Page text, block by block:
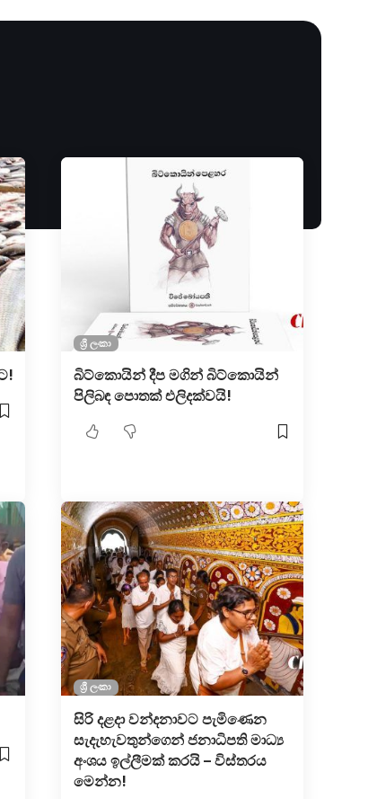
ශ්‍රී ලංකා
බිට්කොයින් දීප මගින් බිට්කොයින්
පිලිබඳ පොතක් එලිදක්වයි!
ශ්‍රී ලංකා
සිරි දළදා වන්දනාවට පැමිණෙන
සැදැහැවතුන්ගෙන් ජනාධිපති මාධ්‍ය
අංශය ඉල්ලීමක් කරයි – විස්තරය
මෙන්න!